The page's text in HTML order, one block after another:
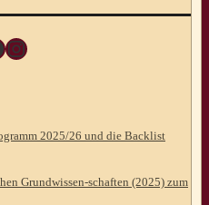
Instagram
2025/26 und die Backlist
Grundwissen-schaften (2025) zum